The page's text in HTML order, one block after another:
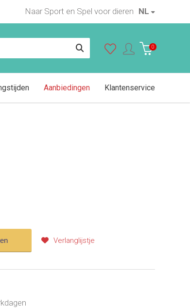
NL
Naar Sport en Spel voor dieren
0
Klantenservice
Aanbiedingen
Verlanglijstje